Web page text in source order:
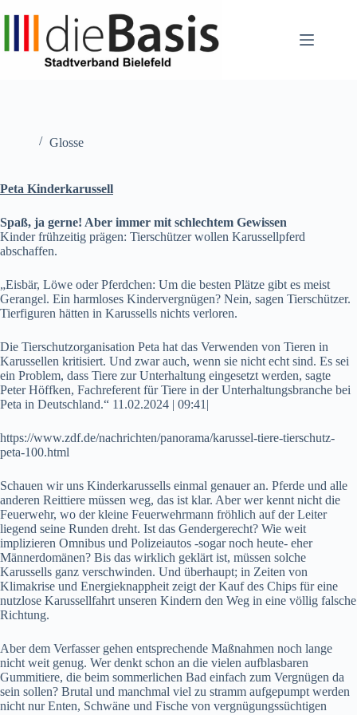
Glosse
Peta Kinderkarussell
Spaß, ja gerne! Aber immer mit schlechtem Gewissen
Kinder frühzeitig prägen: Tierschützer wollen Karussellpferd
abschaffen.
„Eisbär, Löwe oder Pferdchen: Um die besten Plätze gibt es meist
Gerangel. Ein harmloses Kindervergnügen? Nein, sagen Tierschützer.
Tierfiguren hätten in Karussells nichts verloren.
Die Tierschutzorganisation Peta hat das Verwenden von Tieren in
Karussellen kritisiert. Und zwar auch, wenn sie nicht echt sind. Es sei
ein Problem, dass Tiere zur Unterhaltung eingesetzt werden, sagte
Peter Höffken, Fachreferent für Tiere in der Unterhaltungsbranche bei
Peta in Deutschland.“ 11.02.2024 | 09:41|
https://www.zdf.de/nachrichten/panorama/karussel-tiere-tierschutz-
peta-100.html
Schauen wir uns Kinderkarussells einmal genauer an. Pferde und alle
anderen Reittiere müssen weg, das ist klar. Aber wer kennt nicht die
Feuerwehr, wo der kleine Feuerwehrmann fröhlich auf der Leiter
liegend seine Runden dreht. Ist das Gendergerecht? Wie weit
implizieren Omnibus und Polizeiautos -sogar noch heute- eher
Männerdomänen? Bis das wirklich geklärt ist, müssen solche
Karussells ganz verschwinden. Und überhaupt; in Zeiten von
Klimakrise und Energieknappheit zeigt der Kauf des Chips für eine
nutzlose Karussellfahrt unseren Kindern den Weg in eine völlig falsche
Richtung.
Aber dem Verfasser gehen entsprechende Maßnahmen noch lange
nicht weit genug. Wer denkt schon an die vielen aufblasbaren
Gummitiere, die beim sommerlichen Bad einfach zum Vergnügen da
sein sollen? Brutal und manchmal viel zu stramm aufgepumpt werden
nicht nur Enten, Schwäne und Fische von vergnügungssüchtigen